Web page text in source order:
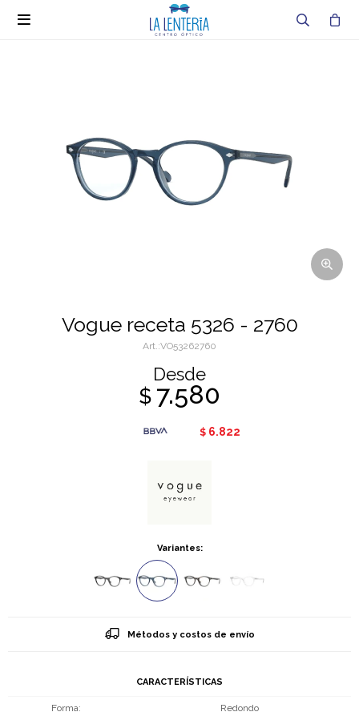

Vogue receta 5326 - 2760
VO53262760
Desde
$ 7.580
$ 6.822
Variantes:
Métodos y costos de envío
CARACTERÍSTICAS
Forma Redondo